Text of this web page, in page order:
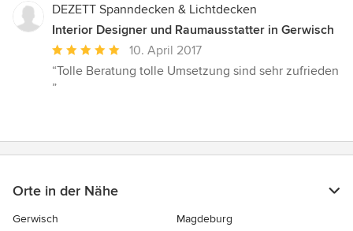
DEZETT Spanndecken & Lichtdecken
Interior Designer und Raumausstatter in Gerwisch
Durchschnittliche
Bewertung:
5
10. April 2017
“Tolle Beratung tolle Umsetzung sind sehr zufrieden
”
Orte in der Nähe
Gerwisch
Magdeburg